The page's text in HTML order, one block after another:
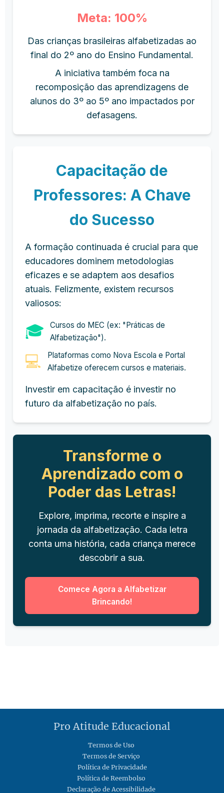
Meta: 100%
Das crianças brasileiras alfabetizadas ao
final do 2º ano do Ensino Fundamental.
A iniciativa também foca na
recomposição das aprendizagens de
alunos do 3º ao 5º ano impactados por
defasagens.
Capacitação de
Professores: A Chave
do Sucesso
A formação continuada é crucial para que
educadores dominem metodologias
eficazes e se adaptem aos desafios
atuais. Felizmente, existem recursos
valiosos:
🎓
Cursos do MEC (ex: "Práticas de
Alfabetização").
💻
Plataformas como Nova Escola e Portal
Alfabetize oferecem cursos e materiais.
Investir em capacitação é investir no
futuro da alfabetização no país.
Transforme o
Aprendizado com o
Poder das Letras!
Explore, imprima, recorte e inspire a
jornada da alfabetização. Cada letra
conta uma história, cada criança merece
descobrir a sua.
Comece Agora a Alfabetizar
Brincando!
Pro Atitude Educacional
Termos de Uso
Termos de Serviço
Política de Privacidade
Política de Reembolso
Declaração de Acessibilidade